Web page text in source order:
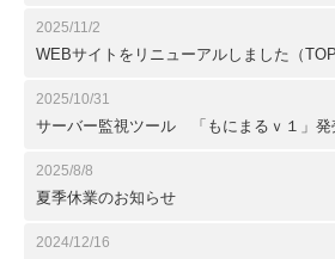
2025/11/2
WEBサイトをリニューアルしました（
2025/10/31
サーバー監視ツール 「もにまるｖ１」発
2025/8/8
夏季休業のお知らせ
2024/12/16